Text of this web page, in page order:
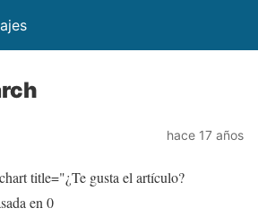
hace 17 años
title="¿Te gusta el artículo?
en 0